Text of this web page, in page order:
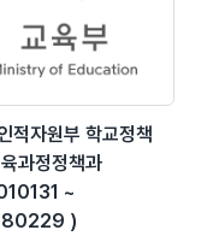
적자원부 학교정책
과정정책과
~
)